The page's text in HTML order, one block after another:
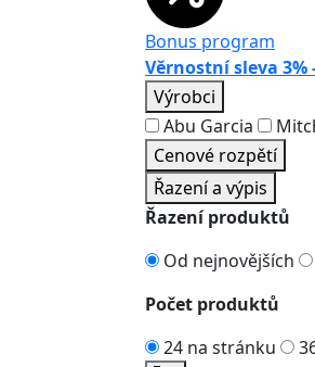
Bonus program
Věrnostní sleva 3%
Výrobci
Abu Garcia
Cenové rozpětí
Řazení a výpis
Řazení produktů
Od nejnovějších
Počet produktů
24 na stránku